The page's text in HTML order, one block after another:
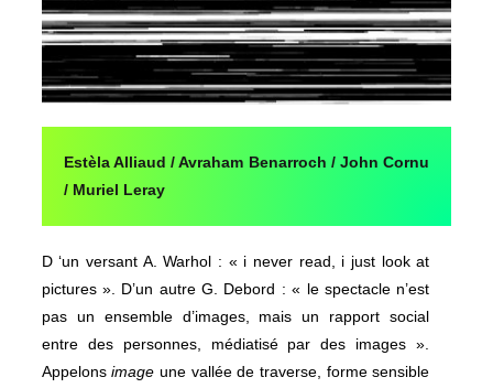
Estèla Alliaud / Avraham Benarroch / John Cornu
/ Muriel Leray
D ‘un versant A. Warhol : « i never read, i just look at
pictures ». D’un autre G. Debord : « le spectacle n’est
pas un ensemble d’images, mais un rapport social
entre des personnes, médiatisé par des images ».
Appelonsimage une vallée de traverse, forme sensible